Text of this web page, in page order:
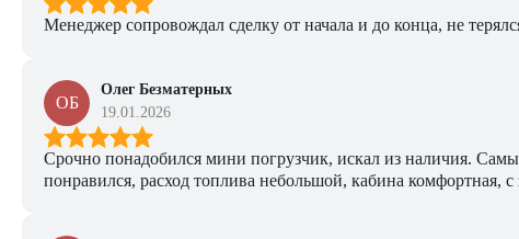
Менеджер сопровождал сделку от начала и до конца, не
ОБ
Олег Безматерных
19.01.2026
Срочно понадобился мини погрузчик, искал из наличия.
понравился, расход топлива небольшой, кабина комфортная, с